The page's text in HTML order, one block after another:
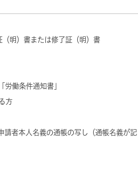
明）書または修了証（明）書
労働条件通知書」
方
者本人名義の通帳の写し（通帳名義が記